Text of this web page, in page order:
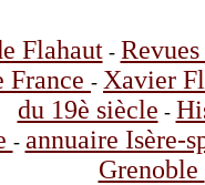
Flahaut-
France - Xavier
du 19è siècle -
- annuaire Isère-
Grenoble